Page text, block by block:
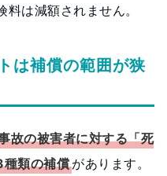
は減額されません。
は補償の範囲が狭
故の被害者に対する「死
種類の補償があります。